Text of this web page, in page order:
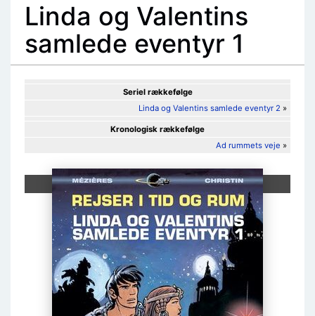
Linda og Valentins
samlede eventyr 1
Seriel rækkefølge
Linda og Valentins samlede eventyr 2 »
Kronologisk rækkefølge
Ad rummets veje »